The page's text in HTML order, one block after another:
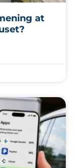
at